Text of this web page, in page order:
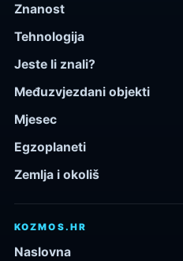
Znanost
Tehnologija
Jeste li znali?
Međuzvjezdani objekti
Mjesec
Egzoplaneti
Zemlja i okoliš
KOZMOS.HR
Naslovna